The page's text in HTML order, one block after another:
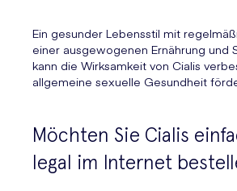
Ein gesunder Lebensstil mit
einer ausgewogenen Ernährung und
kann die Wirksamkeit von Cialis
allgemeine sexuelle Gesundheit
Möchten Sie Cialis
legal im Internet